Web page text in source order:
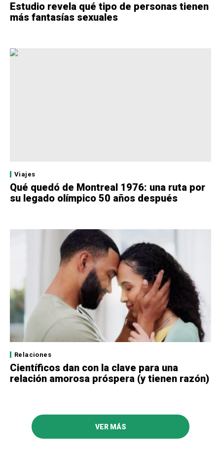
Estudio revela qué tipo de personas tienen
más fantasías sexuales
Viajes
Qué quedó de Montreal 1976: una ruta por
su legado olímpico 50 años después
Relaciones
Científicos dan con la clave para una
relación amorosa próspera (y tienen razón)
VER MÁS